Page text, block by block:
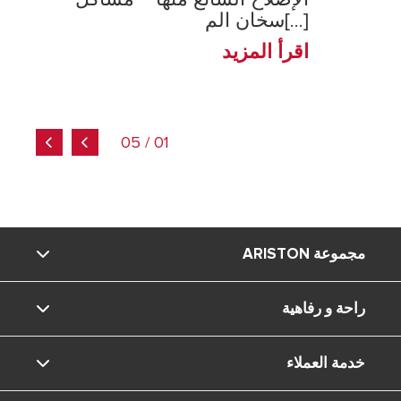
سخان الم[...]
اقرأ المزيد
01 / 05
مجموعة ARISTON
ماركة Ariston
المجموعة
راحة و رفاهية
المعيشة المنزلية
خدمة العملاء